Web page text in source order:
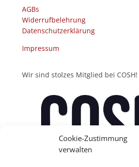
Cookie-Zustimmung
verwalten
AGBs
Widerrufbelehrung
Datenschutzerklärung
Impressum
Wir sind stolzes Mitglied bei COSH!